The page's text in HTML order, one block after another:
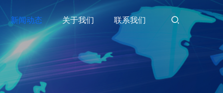
新闻动态 关于我们 联系我们